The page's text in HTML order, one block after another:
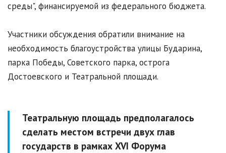
среды", финансируемой из федерального бюджета.
Участники обсуждения обратили внимание на
необходимость благоустройства улицы Бударина,
парка Победы, Советского парка, острога
Достоевского и Театральной площади.
Театральную площадь предполагалось
сделать местом встречи двух глав
государств в рамках XVI Форума